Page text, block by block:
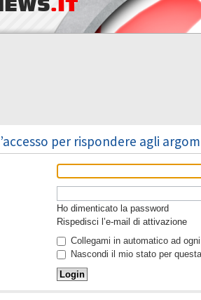
.IT
per rispondere agli
Ho dimenticato la password
Rispedisci l’e-mail di attivazione
Collegami in automatico ad
Nascondi il mio stato per